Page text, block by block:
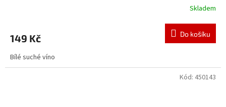
Skladem
149 Kč Do košíku
Bílé suché víno
Kód: 450143